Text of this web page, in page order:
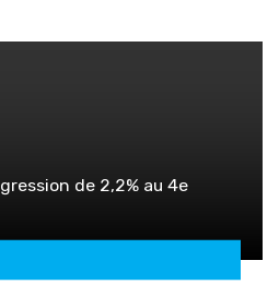
de 2,2% au 4e